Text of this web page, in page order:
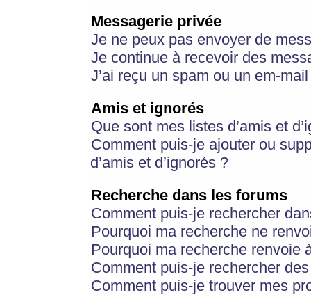
Messagerie privée
Je ne peux pas envoyer de
Je continue à recevoir des
J’ai reçu un spam ou un em-
Amis et ignorés
Que sont mes listes d’amis et
Comment puis-je ajouter ou
d’amis et d’ignorés ?
Recherche dans les forums
Comment puis-je rechercher
Pourquoi ma recherche ne
Pourquoi ma recherche renvoie
Comment puis-je rechercher
Comment puis-je trouver mes